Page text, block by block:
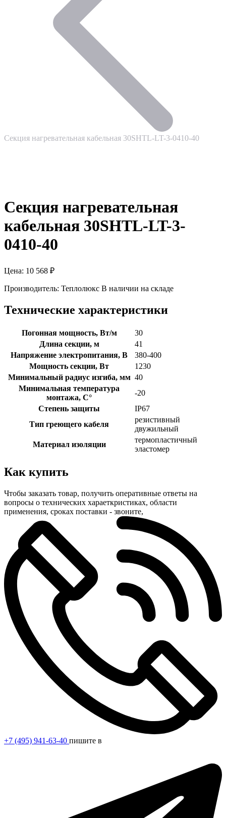
Секция нагревательная кабельная 30SHTL-LT-3-0410-40
Секция нагревательная
кабельная 30SHTL-LT-3-
0410-40
Цена: 10 568 ₽
Производитель: Теплолюкс В наличии на складе
Технические характеристики
Погонная мощность, Вт/м
30
Длина секции, м
41
Напряжение электропитания, В
380-400
Мощность секции, Вт
1230
Минимальный радиус изгиба, мм 40
Минимальная температура
монтажа, С°
-20
Степень защиты
IP67
Тип греющего кабеля
резистивный
двужильный
Материал изоляции
термопластичный
эластомер
Как купить
Чтобы заказать товар, получить оперативные ответы на
вопросы о технических хараеткристиках, области
применения, сроках поставки - звоните,
+7 (495) 941-63-40 пишите в